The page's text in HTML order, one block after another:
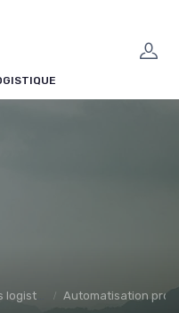
Automatisation